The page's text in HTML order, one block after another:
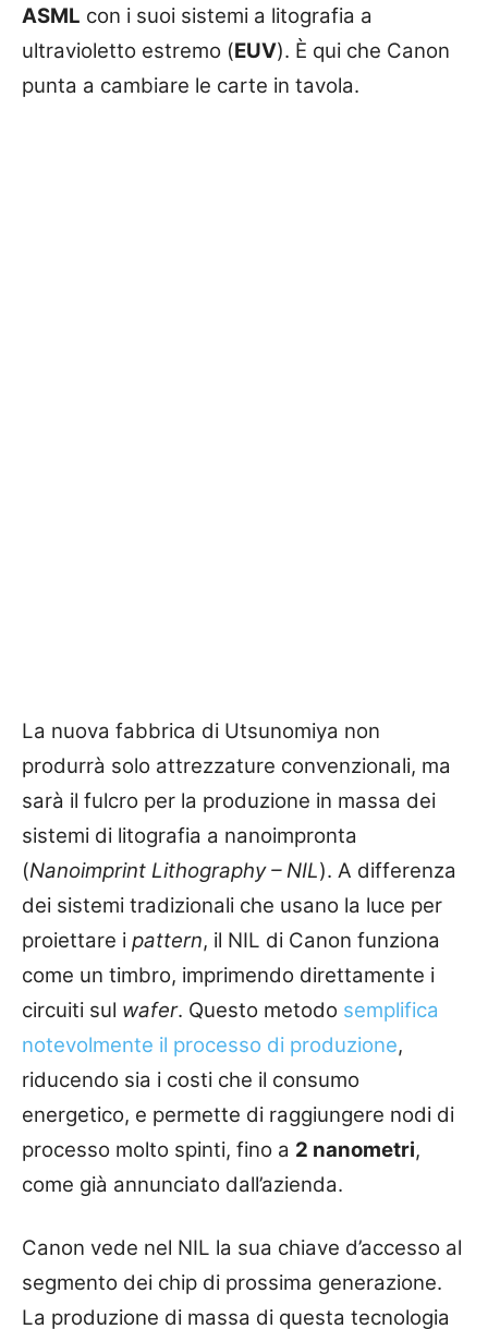
ASML con i suoi sistemi a litografia a
ultravioletto estremo (EUV). È qui che Canon
punta a cambiare le carte in tavola.
La nuova fabbrica di Utsunomiya non
produrrà solo attrezzature convenzionali, ma
sarà il fulcro per la produzione in massa dei
sistemi di litografia a nanoimpronta
(Nanoimprint Lithography – NIL). A differenza
dei sistemi tradizionali che usano la luce per
proiettare i pattern, il NIL di Canon funziona
come un timbro, imprimendo direttamente i
circuiti sul wafer. Questo metodo semplifica
notevolmente il processo di produzione,
riducendo sia i costi che il consumo
energetico, e permette di raggiungere nodi di
processo molto spinti, fino a 2 nanometri,
come già annunciato dall’azienda.
Canon vede nel NIL la sua chiave d’accesso al
segmento dei chip di prossima generazione.
La produzione di massa di questa tecnologia